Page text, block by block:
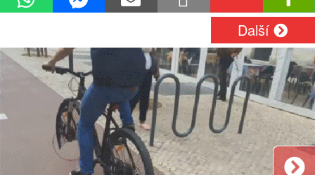
Další